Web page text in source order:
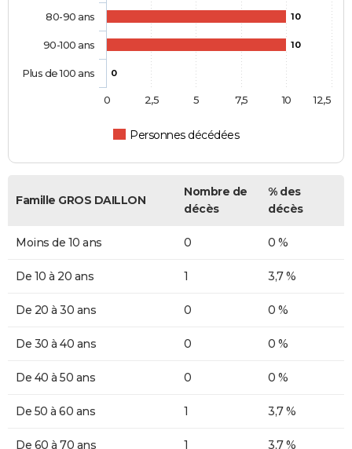
10
10
0
Personnes décédées
80-90 ans
90-100 ans
Plus de 100 ans
0 10
2,5 5 7,5 12,5
Famille GROS DAILLON
Nombre de
décès
% des
décès
Moins de 10 ans 0 0 %
De 10 à 20 ans 1 3,7 %
De 20 à 30 ans 0 0 %
De 30 à 40 ans 0 0 %
De 40 à 50 ans 0 0 %
De 50 à 60 ans 1 3,7 %
De 60 à 70 ans 1 3,7 %